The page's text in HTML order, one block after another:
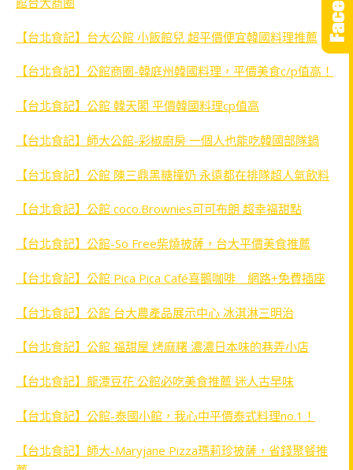
【台北食記】台大公館 小飯館兒 超平價便宜韓國料理推薦
【台北食記】公館商圈-韓庭州韓國料理，平價美食c/p值高！
【台北食記】公館 韓天閣 平價韓國料理cp值高
【台北食記】師大公館-彩椒廚房 一個人也能吃韓國部隊鍋
【台北食記】公館 陳三鼎黑糖撞奶 永遠都在排隊超人氣飲料
【台北食記】公館 coco.Brownies可可布朗 超幸福甜點
【台北食記】公館-So Free柴燒披薩，台大平價美食推薦
【台北食記】公館 Pica Pica Café喜鵲咖啡 網路+免費插座
【台北食記】公館 台大農產品展示中心 冰淇淋三明治
【台北食記】公館 福甜屋 烤麻糬 濃濃日本味的巷弄小店
【台北食記】龍潭豆花 公館必吃美食推薦 迷人古早味
【台北食記】公館-泰國小館，我心中平價泰式料理no.1！
【台北食記】師大-Maryjane Pizza瑪莉珍披薩，省錢聚餐推